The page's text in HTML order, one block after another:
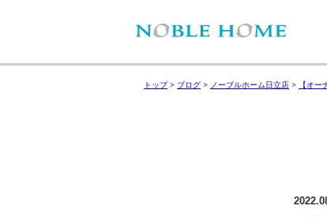
トップ> ブログ > ノーブルホーム日立店 > 【オ